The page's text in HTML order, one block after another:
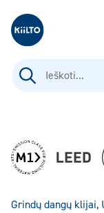
Kiilto Lietuva
Ieškoti:
Grindų dangų klijai,